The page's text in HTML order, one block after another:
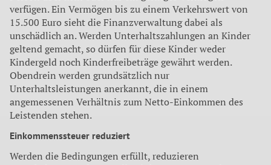
verfügen. Ein Vermögen bis zu einem Verkehrswert von
15.500 Euro sieht die Finanzverwaltung dabei als
unschädlich an. Werden Unterhaltszahlungen an Kinder
geltend gemacht, so dürfen für diese Kinder weder
Kindergeld noch Kinderfreibeträge gewährt werden.
Obendrein werden grundsätzlich nur
Unterhaltsleistungen anerkannt, die in einem
angemessenen Verhältnis zum Netto-Einkommen des
Leistenden stehen.
Einkommenssteuer reduziert
Werden die Bedingungen erfüllt, reduzieren